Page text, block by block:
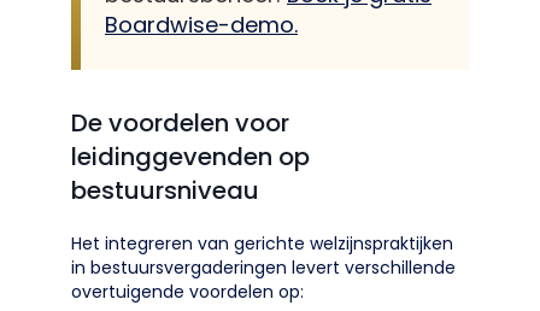
Boardwise-demo.
De voordelen voor
leidinggevenden op
bestuursniveau
Het integreren van gerichte welzijnspraktijken
in bestuursvergaderingen levert verschillende
overtuigende voordelen op: